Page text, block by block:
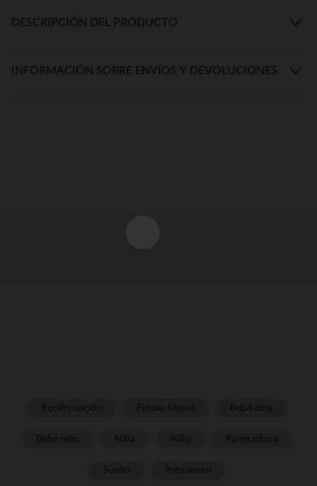
DESCRIPCIÓN DEL PRODUCTO
INFORMACIÓN SOBRE ENVÍOS Y DEVOLUCIONES